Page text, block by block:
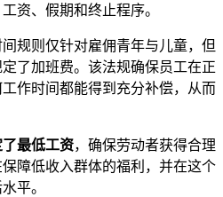
资、假期和终止程序。
规则仅针对雇佣青年与儿童，但
了加班费。该法规确保员工在正
作时间都能得到充分补偿，从而
了最低工资，确保劳动者获得合理
障低收入群体的福利，并在这个
平。